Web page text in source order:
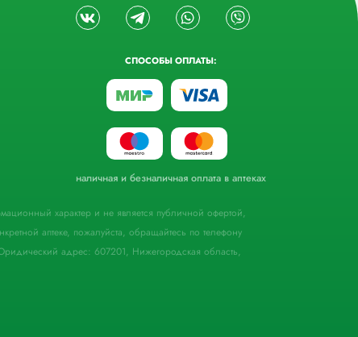
СПОСОБЫ ОПЛАТЫ:
наличная и безналичная оплата в аптеках
характер и не является публичной офертой,
аптеке, пожалуйста, обращайтесь по телефону
адрес: 607201, Нижегородская область,